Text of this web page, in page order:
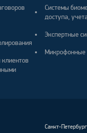
Системы
доступа,
Экспертные
Микрофонные
Санкт-Петербург